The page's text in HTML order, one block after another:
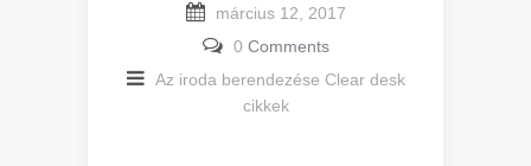
március 12, 2017
0 Comments
Az iroda berendezése Clear desk
cikkek